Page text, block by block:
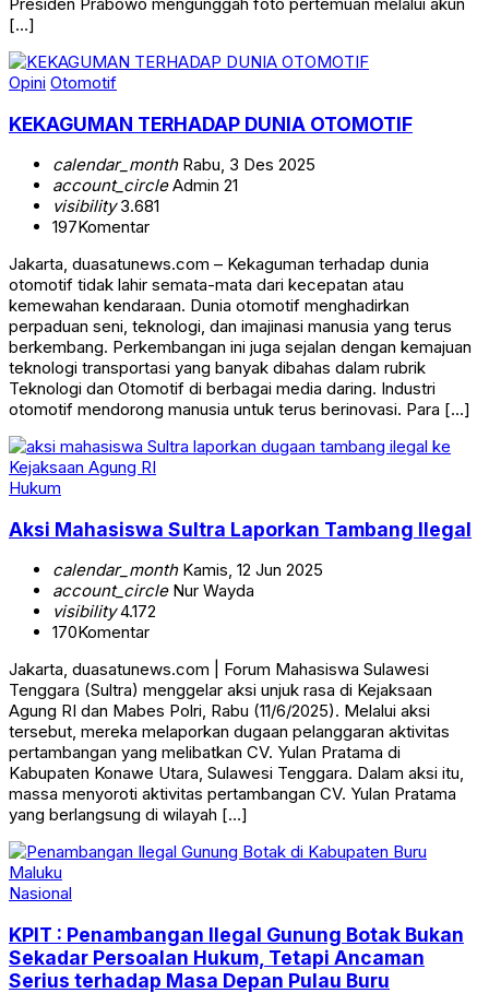
[…]
Opini Otomotif
KEKAGUMAN TERHADAP DUNIA OTOMOTIF
calendar_monthRabu, 3 Des 2025
account_circleAdmin 21
visibility3.681
197Komentar
Jakarta, duasatunews.com – Kekaguman terhadap dunia
otomotif tidak lahir semata-mata dari kecepatan atau
kemewahan kendaraan. Dunia otomotif menghadirkan
perpaduan seni, teknologi, dan imajinasi manusia yang terus
berkembang. Perkembangan ini juga sejalan dengan kemajuan
teknologi transportasi yang banyak dibahas dalam rubrik
Teknologi dan Otomotif di berbagai media daring. Industri
otomotif mendorong manusia untuk terus berinovasi. Para […]
Hukum
Aksi Mahasiswa Sultra Laporkan Tambang Ilegal
calendar_monthKamis, 12 Jun 2025
account_circleNur Wayda
visibility4.172
170Komentar
Jakarta, duasatunews.com | Forum Mahasiswa Sulawesi
Tenggara (Sultra) menggelar aksi unjuk rasa di Kejaksaan
Agung RI dan Mabes Polri, Rabu (11/6/2025). Melalui aksi
tersebut, mereka melaporkan dugaan pelanggaran aktivitas
pertambangan yang melibatkan CV. Yulan Pratama di
Kabupaten Konawe Utara, Sulawesi Tenggara. Dalam aksi itu,
massa menyoroti aktivitas pertambangan CV. Yulan Pratama
yang berlangsung di wilayah […]
Nasional
KPIT : Penambangan Ilegal Gunung Botak Bukan
Sekadar Persoalan Hukum, Tetapi Ancaman
Serius terhadap Masa Depan Pulau Buru